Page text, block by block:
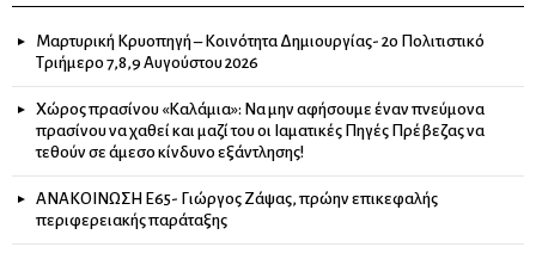
Μαρτυρική Κρυοπηγή – Κοινότητα Δημιουργίας- 2ο Πολιτιστικό
Τριήμερο 7,8,9 Αυγούστου 2026
Χώρος πρασίνου «Καλάμια»: Να μην αφήσουμε έναν πνεύμονα
πρασίνου να χαθεί και μαζί του οι Ιαματικές Πηγές Πρέβεζας να
τεθούν σε άμεσο κίνδυνο εξάντλησης!
ΑΝΑΚΟΙΝΩΣΗ Ε65- Γιώργος Ζάψας, πρώην επικεφαλής
περιφερειακής παράταξης